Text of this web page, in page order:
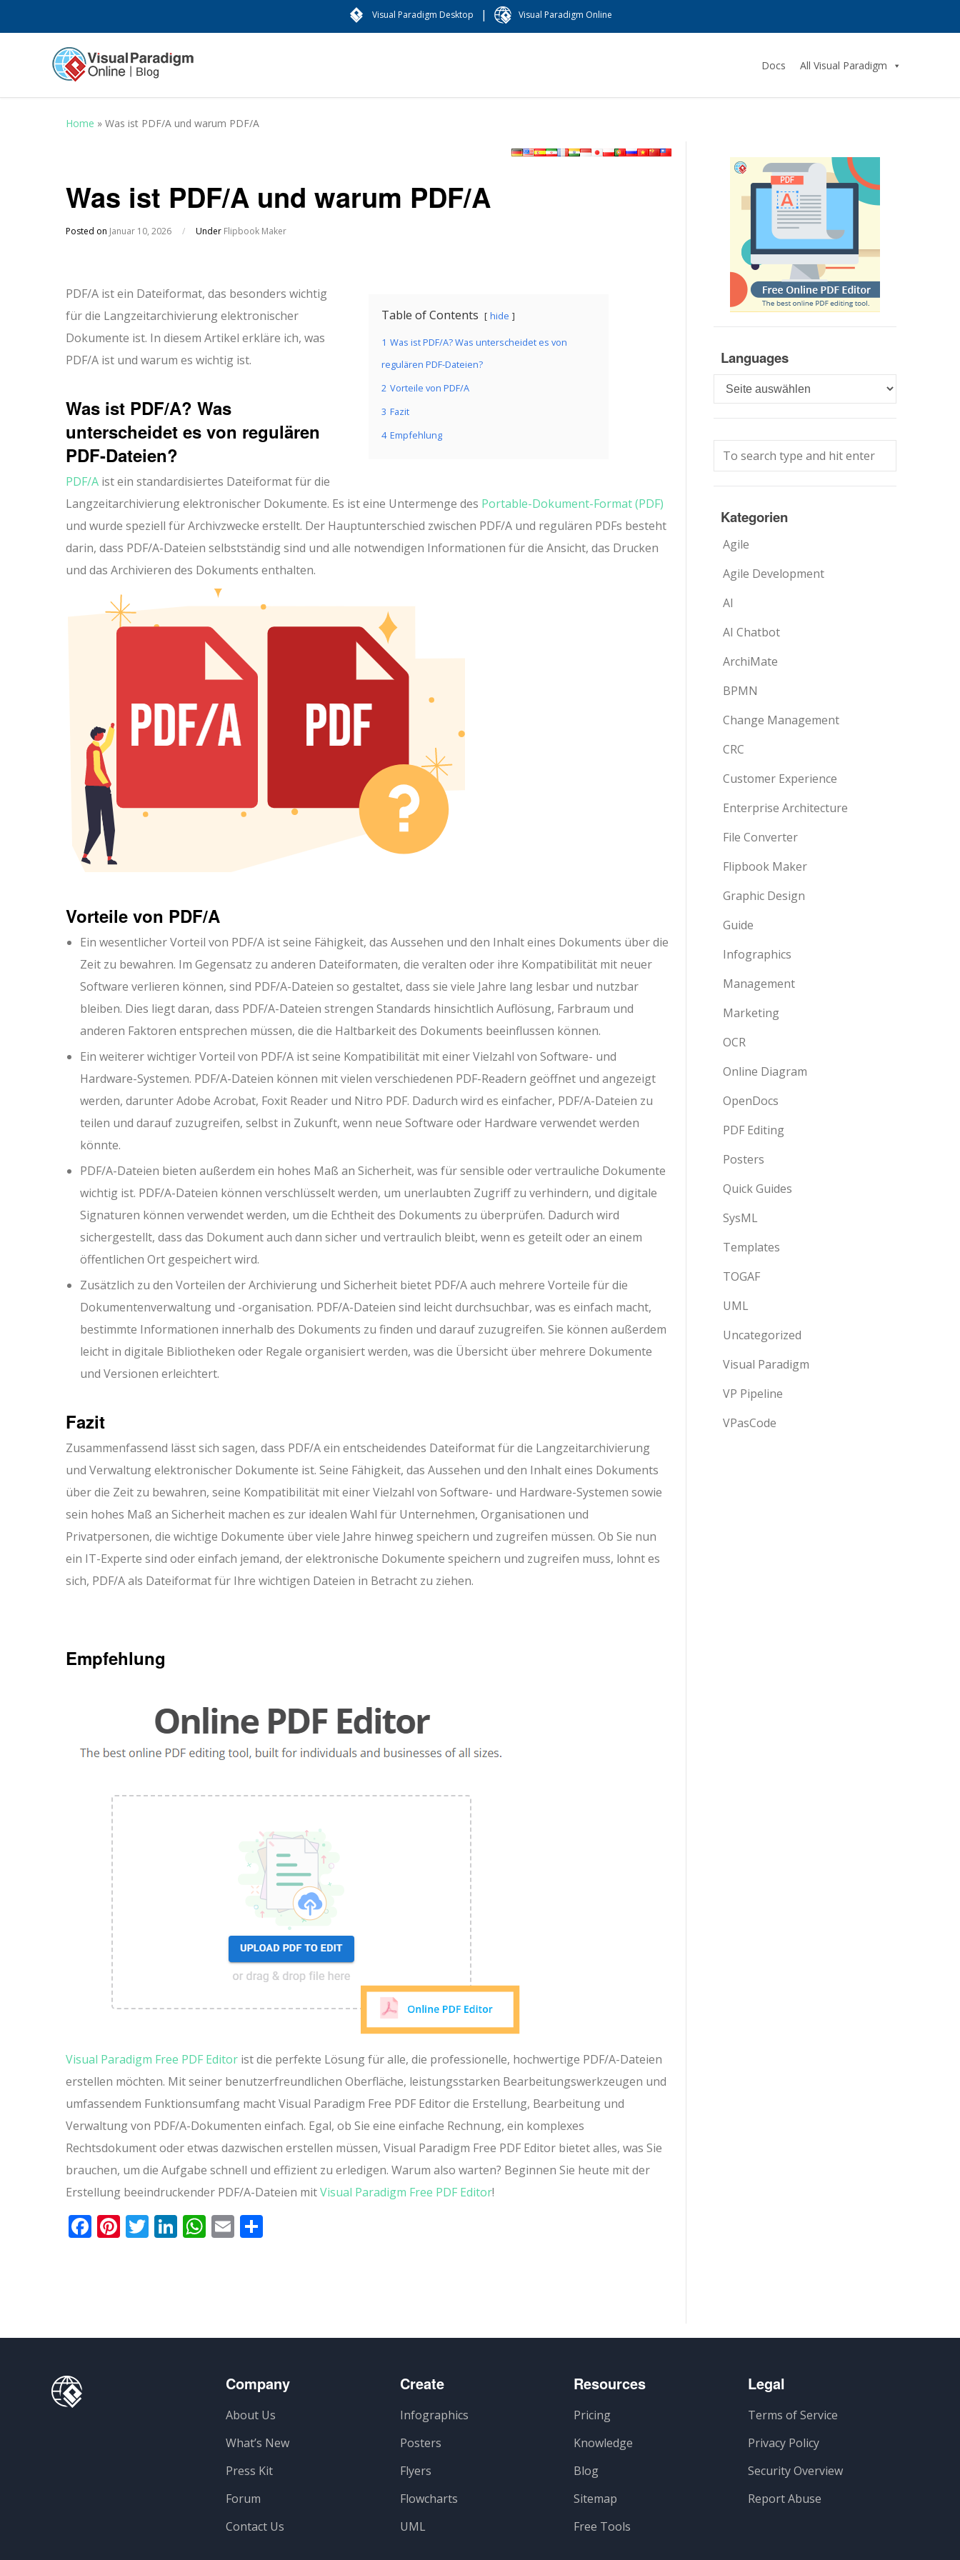
Visual Paradigm Desktop | Visual Paradigm Online
Docs All Visual Paradigm
Home » Was ist PDF/A und warum PDF/A
Was ist PDF/A und warum PDF/A
Posted on Januar 10, 2026 / Under Flipbook Maker
Table of Contents hide
1 Was ist PDF/A? Was unterscheidet es von
regulären PDF-Dateien?
2 Vorteile von PDF/A
3 Fazit
4 Empfehlung
PDF/A ist ein Dateiformat, das besonders wichtig
für die Langzeitarchivierung elektronischer
Dokumente ist. In diesem Artikel erkläre ich, was
PDF/A ist und warum es wichtig ist.
Was ist PDF/A? Was
unterscheidet es von regulären
PDF-Dateien?
PDF/A ist ein standardisiertes Dateiformat für die
Langzeitarchivierung elektronischer Dokumente. Es ist eine Untermenge des Portable-Dokument-Format (PDF)
und wurde speziell für Archivzwecke erstellt. Der Hauptunterschied zwischen PDF/A und regulären PDFs besteht
darin, dass PDF/A-Dateien selbstständig sind und alle notwendigen Informationen für die Ansicht, das Drucken
und das Archivieren des Dokuments enthalten.
Vorteile von PDF/A
Ein wesentlicher Vorteil von PDF/A ist seine Fähigkeit, das Aussehen und den Inhalt eines Dokuments über die
Zeit zu bewahren. Im Gegensatz zu anderen Dateiformaten, die veralten oder ihre Kompatibilität mit neuer
Software verlieren können, sind PDF/A-Dateien so gestaltet, dass sie viele Jahre lang lesbar und nutzbar
bleiben. Dies liegt daran, dass PDF/A-Dateien strengen Standards hinsichtlich Auflösung, Farbraum und
anderen Faktoren entsprechen müssen, die die Haltbarkeit des Dokuments beeinflussen können.
Ein weiterer wichtiger Vorteil von PDF/A ist seine Kompatibilität mit einer Vielzahl von Software- und
Hardware-Systemen. PDF/A-Dateien können mit vielen verschiedenen PDF-Readern geöffnet und angezeigt
werden, darunter Adobe Acrobat, Foxit Reader und Nitro PDF. Dadurch wird es einfacher, PDF/A-Dateien zu
teilen und darauf zuzugreifen, selbst in Zukunft, wenn neue Software oder Hardware verwendet werden
könnte.
PDF/A-Dateien bieten außerdem ein hohes Maß an Sicherheit, was für sensible oder vertrauliche Dokumente
wichtig ist. PDF/A-Dateien können verschlüsselt werden, um unerlaubten Zugriff zu verhindern, und digitale
Signaturen können verwendet werden, um die Echtheit des Dokuments zu überprüfen. Dadurch wird
sichergestellt, dass das Dokument auch dann sicher und vertraulich bleibt, wenn es geteilt oder an einem
öffentlichen Ort gespeichert wird.
Zusätzlich zu den Vorteilen der Archivierung und Sicherheit bietet PDF/A auch mehrere Vorteile für die
Dokumentenverwaltung und -organisation. PDF/A-Dateien sind leicht durchsuchbar, was es einfach macht,
bestimmte Informationen innerhalb des Dokuments zu finden und darauf zuzugreifen. Sie können außerdem
leicht in digitale Bibliotheken oder Regale organisiert werden, was die Übersicht über mehrere Dokumente
und Versionen erleichtert.
Fazit
Zusammenfassend lässt sich sagen, dass PDF/A ein entscheidendes Dateiformat für die Langzeitarchivierung
und Verwaltung elektronischer Dokumente ist. Seine Fähigkeit, das Aussehen und den Inhalt eines Dokuments
über die Zeit zu bewahren, seine Kompatibilität mit einer Vielzahl von Software- und Hardware-Systemen sowie
sein hohes Maß an Sicherheit machen es zur idealen Wahl für Unternehmen, Organisationen und
Privatpersonen, die wichtige Dokumente über viele Jahre hinweg speichern und zugreifen müssen. Ob Sie nun
ein IT-Experte sind oder einfach jemand, der elektronische Dokumente speichern und zugreifen muss, lohnt es
sich, PDF/A als Dateiformat für Ihre wichtigen Dateien in Betracht zu ziehen.
Empfehlung
Visual Paradigm Free PDF Editor ist die perfekte Lösung für alle, die professionelle, hochwertige PDF/A-Dateien
erstellen möchten. Mit seiner benutzerfreundlichen Oberfläche, leistungsstarken Bearbeitungswerkzeugen und
umfassendem Funktionsumfang macht Visual Paradigm Free PDF Editor die Erstellung, Bearbeitung und
Verwaltung von PDF/A-Dokumenten einfach. Egal, ob Sie eine einfache Rechnung, ein komplexes
Rechtsdokument oder etwas dazwischen erstellen müssen, Visual Paradigm Free PDF Editor bietet alles, was Sie
brauchen, um die Aufgabe schnell und effizient zu erledigen. Warum also warten? Beginnen Sie heute mit der
Erstellung beeindruckender PDF/A-Dateien mitVisual Paradigm Free PDF Editor!
Facebook
Pinterest
Twitter
LinkedIn
WhatsApp
Email
Languages
Languages
Kategorien
Agile
Agile Development
AI
AI Chatbot
ArchiMate
BPMN
Change Management
CRC
Customer Experience
Enterprise Architecture
File Converter
Flipbook Maker
Graphic Design
Guide
Infographics
Management
Marketing
OCR
Online Diagram
OpenDocs
PDF Editing
Posters
Quick Guides
SysML
Templates
TOGAF
UML
Uncategorized
Visual Paradigm
VP Pipeline
VPasCode
Company
About Us
What’s New
Press Kit
Forum
Contact Us
Create
Infographics
Posters
Flyers
Flowcharts
UML
Resources
Pricing
Knowledge
Blog
Sitemap
Free Tools
Legal
Terms of Service
Privacy Policy
Security Overview
Report Abuse